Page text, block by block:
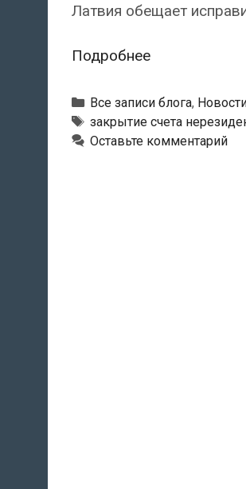
Латвия обещает
ПодробнееВ
закрывают
счета
нерезидентов
Рубрики
Все записи блога,
Тэги
закрытие счета
Оставьте комментарий